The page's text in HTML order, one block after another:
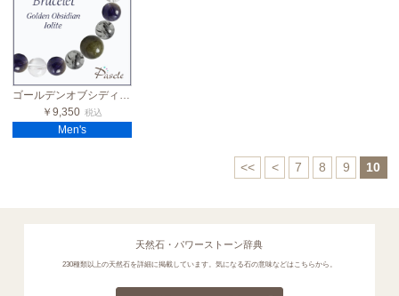
￥9,350 税込
Men's
<< < 7 8 9 10
天然石・パワーストーン辞典
230種類以上の天然石を詳細に掲載しています。気になる石の意味などはこちらから。